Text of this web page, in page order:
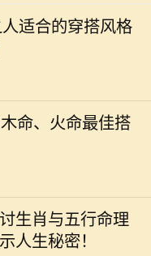
适合的穿搭风格
穿搭选择直接影响着
势。木命属于五行中
生长、旺盛与活力，
命、火命最佳搭
学中，每个人的命格
土命、木命和火命则
类。这种讨论不仅涉
还影响着人际关系、
生肖与五行命理
人生秘密！
中，生肖和五行是命
的元素。每一个生肖
五行属性，这不仅影
特征，还与命运息息